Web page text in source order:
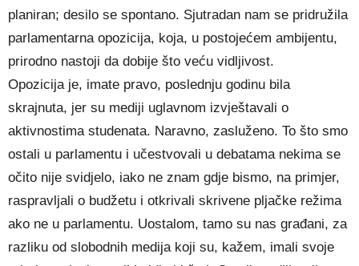
planiran; desilo se spontano. Sjutradan nam se pridružila
parlamentarna opozicija, koja, u postojećem ambijentu,
prirodno nastoji da dobije što veću vidljivost.
Opozicija je, imate pravo, poslednju godinu bila
skrajnuta, jer su mediji uglavnom izvještavali o
aktivnostima studenata. Naravno, zasluženo. To što smo
ostali u parlamentu i učestvovali u debatama nekima se
očito nije svidjelo, iako ne znam gdje bismo, na primjer,
raspravljali o budžetu i otkrivali skrivene pljačke režima
ako ne u parlamentu. Uostalom, tamo su nas građani, za
razliku od slobodnih medija koji su, kažem, imali svoje